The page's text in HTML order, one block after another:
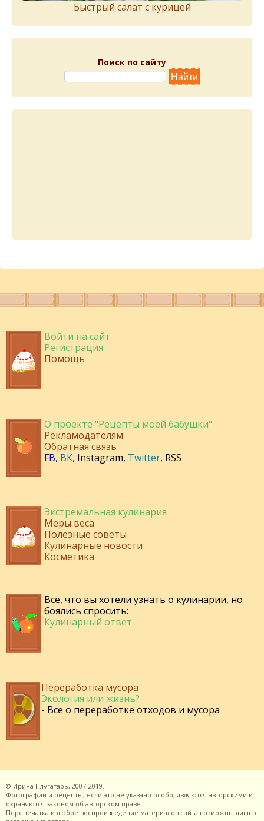
Быстрый салат с курицей
Поиск по сайту
Войти на сайт
Регистрация
Помощь
О проекте "Рецепты моей бабушки"
Рекламодателям
Обратная связь
FB, ВК, Instagram, Twitter, RSS
Экстремальная кулинария
Меры веса
Полезные советы
Кулинарные новости
Косметика
Все, что вы хотели узнать о кулинарии, но
боялись спросить:
Кулинарный ответ
Переработка мусора
Экология или жизнь?
- Все о переработке отходов и мусора
© Ирина Плугатарь, 2007-2019.
Фотографии и рецепты, если это не указано особо, являются авторскими и
охраняются законом об авторском праве.
Перепечатка и любое воспроизведение материалов сайта возможны лишь с